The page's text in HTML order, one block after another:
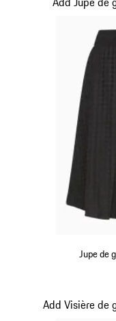
Jupe de
Add Visière de
Diapositive 5 sur 20